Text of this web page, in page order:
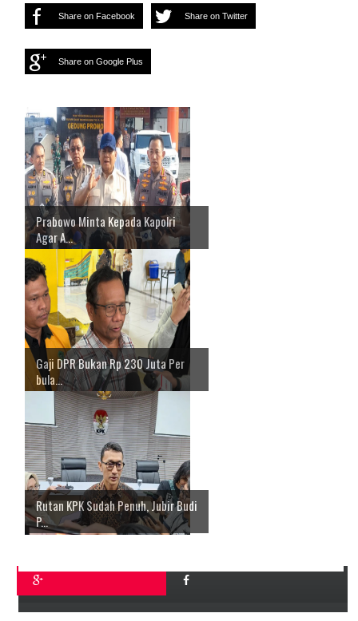
Share on Facebook Share on Twitter
Share on Google Plus
Prabowo Minta Kepada Kapolri
Agar A...
Gaji DPR Bukan Rp 230 Juta Per
bula...
Rutan KPK Sudah Penuh, Jubir Budi
P...